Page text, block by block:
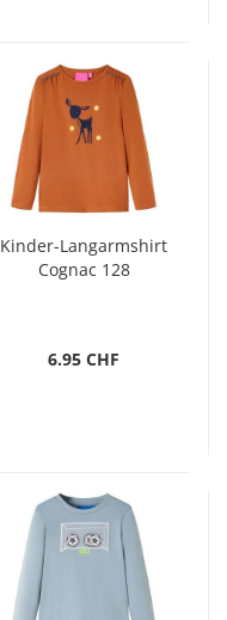
Kinder-Langarmshirt
Cognac 128
6.95 CHF